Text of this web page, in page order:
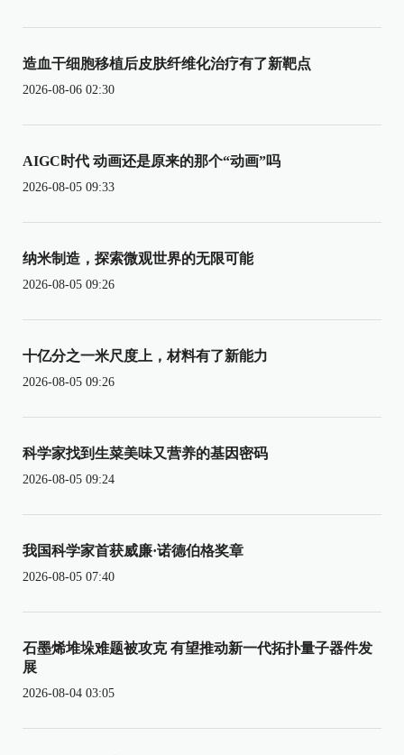
造血干细胞移植后皮肤纤维化治疗有了新靶点
2026-08-06 02:30
AIGC时代 动画还是原来的那个“动画”吗
2026-08-05 09:33
纳米制造，探索微观世界的无限可能
2026-08-05 09:26
十亿分之一米尺度上，材料有了新能力
2026-08-05 09:26
科学家找到生菜美味又营养的基因密码
2026-08-05 09:24
我国科学家首获威廉·诺德伯格奖章
2026-08-05 07:40
石墨烯堆垛难题被攻克 有望推动新一代拓扑量子器件发
展
2026-08-04 03:05